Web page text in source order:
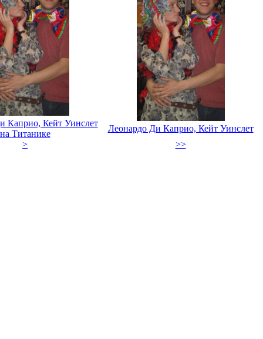
Каприо, Кейт Уинслет
на Титанике
Леонардо Ди Каприо, Кейт Уинслет
>
>>